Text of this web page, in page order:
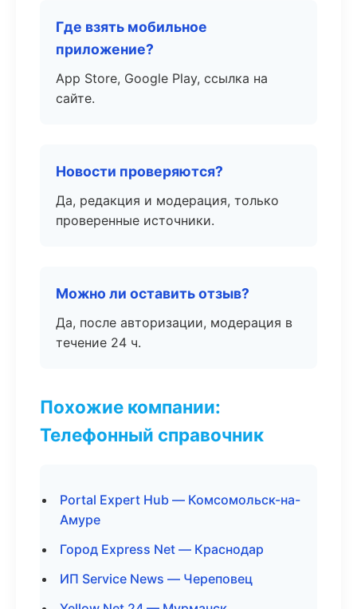
Где взять мобильное
приложение?
App Store, Google Play, ссылка на
сайте.
Новости проверяются?
Да, редакция и модерация, только
проверенные источники.
Можно ли оставить отзыв?
Да, после авторизации, модерация в
течение 24 ч.
Похожие компании:
Телефонный справочник
Portal Expert Hub — Комсомольск-на-
Амуре
Город Express Net — Краснодар
ИП Service News — Череповец